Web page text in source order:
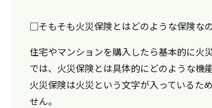
□そもそも火災保険とはどのような保険な
住宅やマンションを購入したら基本的に火
では、火災保険とは具体的にどのような機
火災保険は火災という文字が入っているた
せん。